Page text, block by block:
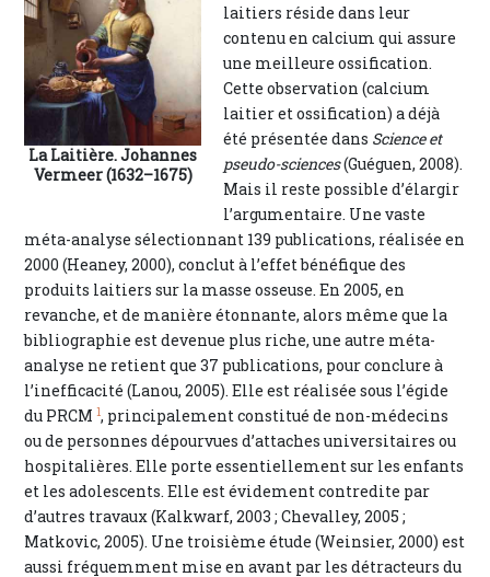
La Laitière. Johannes
Vermeer (1632–1675)
laitiers réside dans leur
contenu en calcium qui assure
une meilleure ossification.
Cette observation (calcium
laitier et ossification) a déjà
été présentée dans Science et
pseudo-sciences(Guéguen, 2008).
Mais il reste possible d’élargir
l’argumentaire. Une vaste
méta-analyse sélectionnant 139 publications, réalisée en
2000 (Heaney, 2000), conclut à l’effet bénéfique des
produits laitiers sur la masse osseuse. En 2005, en
revanche, et de manière étonnante, alors même que la
bibliographie est devenue plus riche, une autre méta-
analyse ne retient que 37 publications, pour conclure à
l’inefficacité (Lanou, 2005). Elle est réalisée sous l’égide
du PRCM 1, principalement constitué de non-médecins
ou de personnes dépourvues d’attaches universitaires ou
hospitalières. Elle porte essentiellement sur les enfants
et les adolescents. Elle est évidement contredite par
d’autres travaux (Kalkwarf, 2003 ; Chevalley, 2005 ;
Matkovic, 2005). Une troisième étude (Weinsier, 2000) est
aussi fréquemment mise en avant par les détracteurs du